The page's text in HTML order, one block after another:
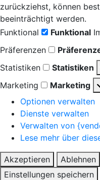
zurückziehst, können
beeinträchtigt werden.
Funktional
Funktional
Präferenzen
Statistiken
Statistiken
Marketing
Marketing
Optionen verwalten
Dienste verwalten
Verwalten von
Lese mehr über
Akzeptieren Ablehnen
Einstellungen speichern